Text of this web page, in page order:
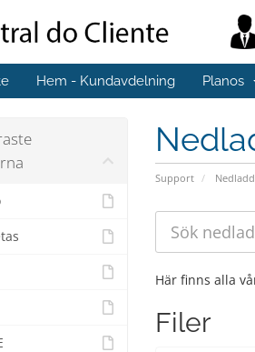
Hem - Kundavdelning Planos
Support
Här finns alla
Filer